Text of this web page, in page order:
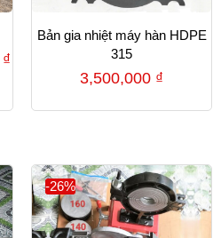
₫
Bản gia nhiệt máy hàn HDPE
315
3,500,000 ₫
-26%